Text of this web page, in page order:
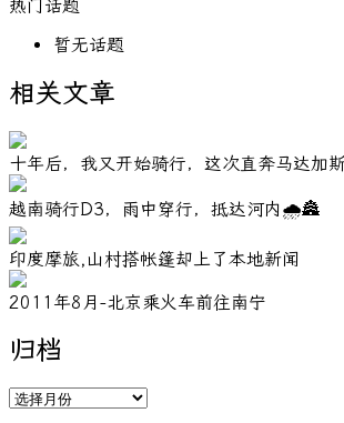
热门话题
暂无话题
相关文章
十年后，我又开始骑行，这次直奔马达加斯
越南骑行D3，雨中穿行，抵达河内🌧️🏯
印度摩旅,山村搭帐篷却上了本地新闻
2011年8月-北京乘火车前往南宁
归档
归